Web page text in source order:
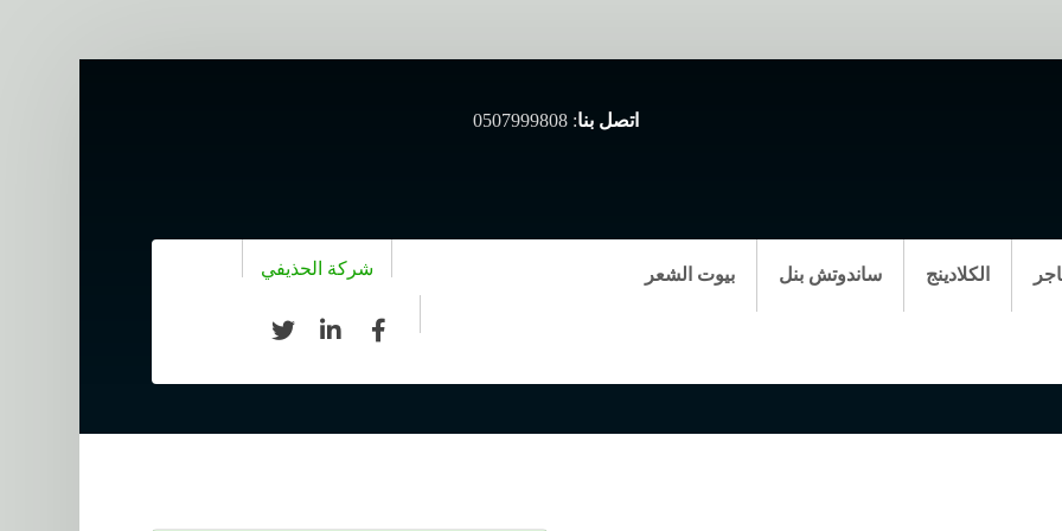
اتصل بنا: 0507999808
الكلادينج ساندوتش بنل بيوت الشعر شركة الحذيفي